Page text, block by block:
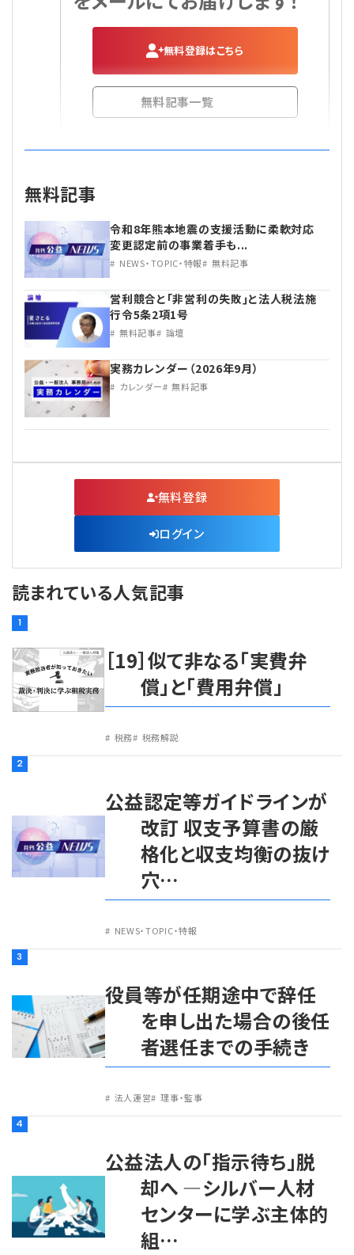
無料登録はこちら
無料記事一覧
無料記事
令和8年熊本地震の支援活動に柔軟対応
変更認定前の事業着手も...
NEWS・TOPIC・特報 無料記事
営利競合と｢非営利の失敗｣と法人税法施
行令5条2項1号
無料記事 論壇
実務カレンダー（2026年9月）
カレンダー 無料記事
無料登録
ログイン
読まれている人気記事
1
［19］似て非なる「実費弁
償」と「費用弁償」
税務 税務解説
2
公益認定等ガイドラインが
改訂 収支予算書の厳
格化と収支均衡の抜け
穴…
NEWS・TOPIC・特報
3
役員等が任期途中で辞任
を申し出た場合の後任
者選任までの手続き
法人運営 理事・監事
4
公益法人の「指示待ち」脱
却へ ―シルバー人材
センターに学ぶ主体的
組…